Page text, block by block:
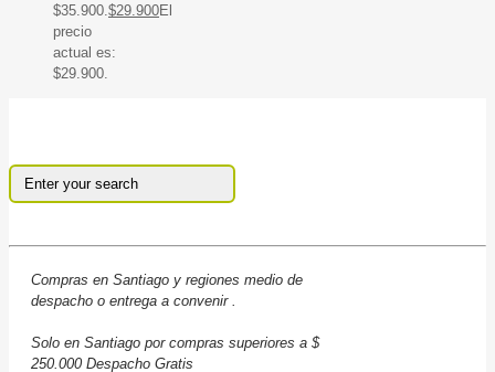
$35.900. $29.900El
precio
actual es:
$29.900.
Compras en Santiago y regiones medio de
despacho o entrega a convenir .
Solo en Santiago por compras superiores a $
250.000 Despacho Gratis